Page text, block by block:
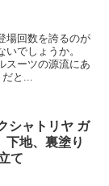
場回数を誇るのが
でしょうか。
スーツの源流にあ
と...
シャトリヤ ガ
下地、裏塗り
て